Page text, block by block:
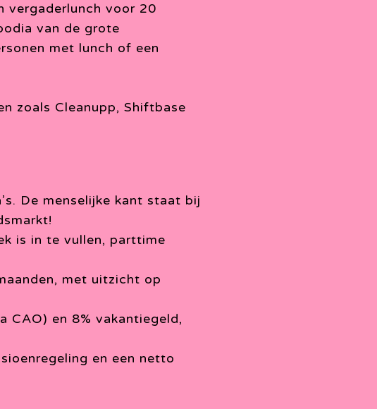
vergaderlunch voor 20
van de grote
met lunch of een
zoals Cleanupp, Shiftbase
De menselijke kant staat bij
is in te vullen, parttime
met uitzicht op
CAO) en 8% vakantiegeld,
en een netto